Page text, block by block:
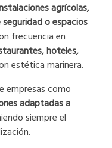
agrícolas,
o espacios
frecuencia en
hoteles,
estética marinera.
empresas como
adaptadas a
siempre el